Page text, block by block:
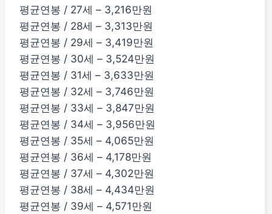
평균연봉 / 27세 – 3,216만원
평균연봉 / 28세 – 3,313만원
평균연봉 / 29세 – 3,419만원
평균연봉 / 30세 – 3,524만원
평균연봉 / 31세 – 3,633만원
평균연봉 / 32세 – 3,746만원
평균연봉 / 33세 – 3,847만원
평균연봉 / 34세 – 3,956만원
평균연봉 / 35세 – 4,065만원
평균연봉 / 36세 – 4,178만원
평균연봉 / 37세 – 4,302만원
평균연봉 / 38세 – 4,434만원
평균연봉 / 39세 – 4,571만원